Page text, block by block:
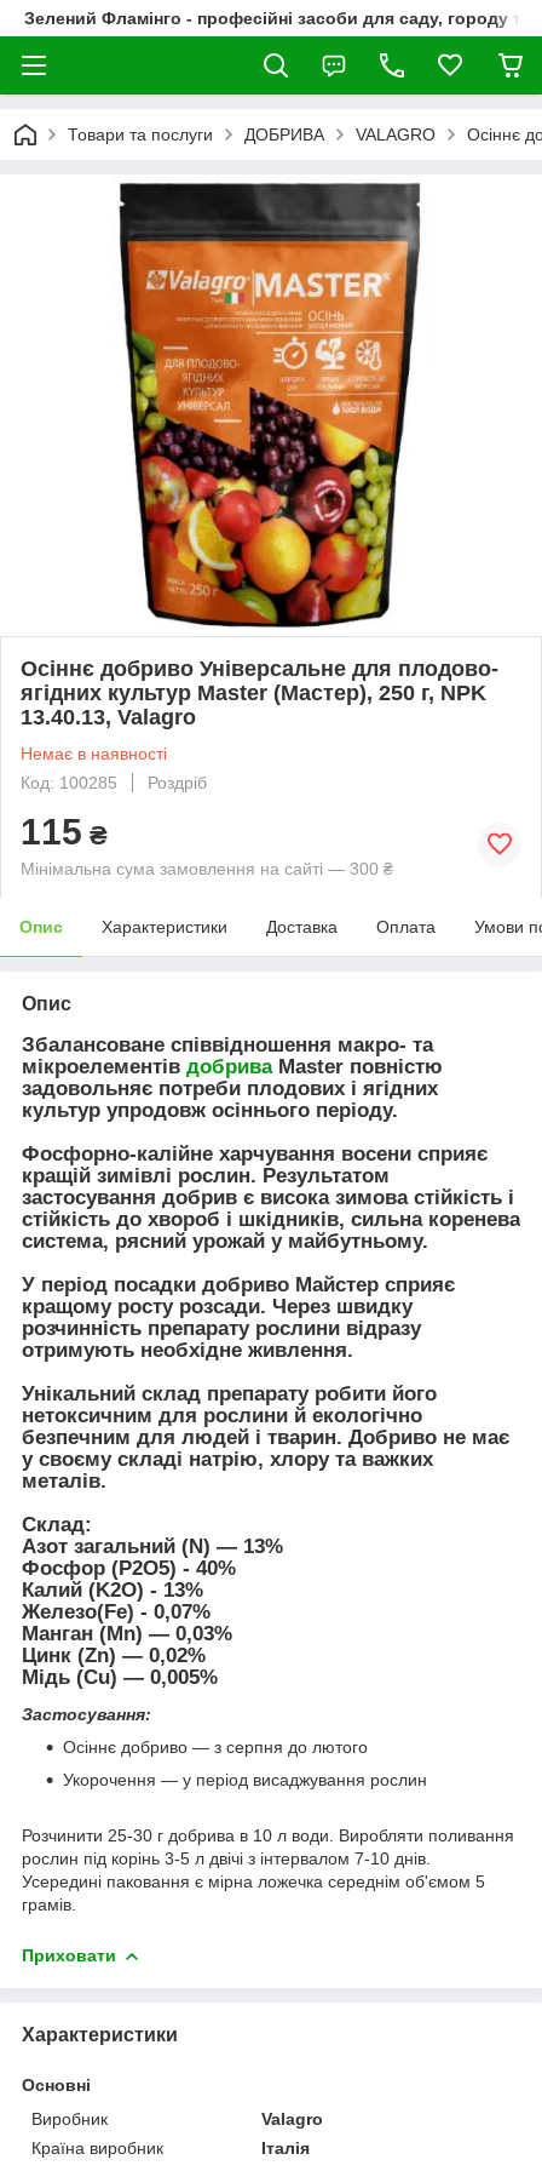
Зелений Фламінго - професійні засоби для саду, городу та
Товари та послуги ДОБРИВА VALAGRO Осіннє
Осіннє добриво Універсальне для плодово-
ягідних культур Master (Мастер), 250 г, NPK
13.40.13, Valagro
Немає в наявності
Код: 100285
Роздріб
115 ₴
Мінімальна сума замовлення на сайті — 300 ₴
Опис Характеристики Доставка Оплата Умови
Опис
Збалансоване співвідношення макро- та
мікроелементів добриваMaster повністю
задовольняє потреби плодових і ягідних
культур упродовж осіннього періоду.
Фосфорно-калійне харчування восени сприяє
кращій зимівлі рослин. Результатом
застосування добрив є висока зимова стійкість і
стійкість до хвороб і шкідників, сильна коренева
система, рясний урожай у майбутньому.
У період посадки добриво Майстер сприяє
кращому росту розсади. Через швидку
розчинність препарату рослини відразу
отримують необхідне живлення.
Унікальний склад препарату робити його
нетоксичним для рослини й екологічно
безпечним для людей і тварин. Добриво не має
у своєму складі натрію, хлору та важких
металів.
Склад:
Азот загальний (N) — 13%
Фосфор (P2O5) - 40%
Калий (K2O) - 13%
Железо(Fe) - 0,07%
Манган (Mn) — 0,03%
Цинк (Zn) — 0,02%
Мідь (Cu) — 0,005%
Застосування:
Осіннє добриво — з серпня до лютого
Укорочення — у період висаджування рослин
Розчинити 25-30 г добрива в 10 л води. Виробляти поливання
рослин під корінь 3-5 л двічі з інтервалом 7-10 днів.
Усередині паковання є мірна ложечка середнім об'ємом 5
грамів.
Приховати
Характеристики
Основні
Виробник
Valagro
Країна виробник
Італія